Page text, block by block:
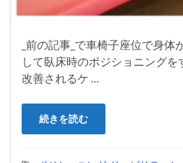
_前の記事_で車椅子座位で身
して臥床時のポジショニング
改善されるケ …
続きを読む